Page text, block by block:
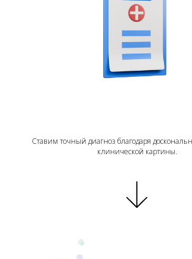
Ставим точный диагноз благодаря
клинической картины.